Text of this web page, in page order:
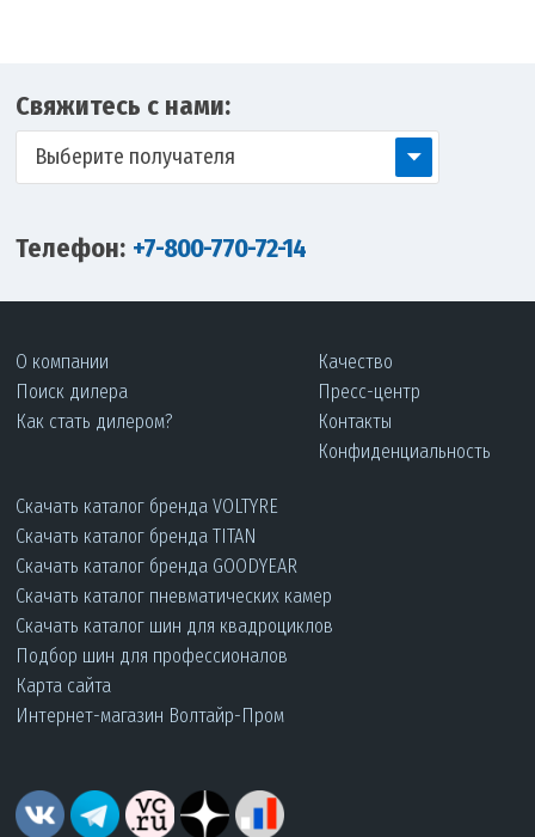
Свяжитесь с нами:
Выберите получателя
Телефон: +7-800-770-72-14
О компании
Поиск дилера
Как стать дилером?
Качество
Пресс-центр
Контакты
Конфиденциальность
Скачать каталог бренда VOLTYRE
Скачать каталог бренда TITAN
Скачать каталог бренда GOODYEAR
Скачать каталог пневматических камер
Скачать каталог шин для квадроциклов
Подбор шин для профессионалов
Карта сайта
Интернет-магазин Волтайр-Пром